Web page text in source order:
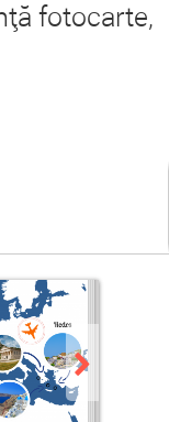
fotocarte,